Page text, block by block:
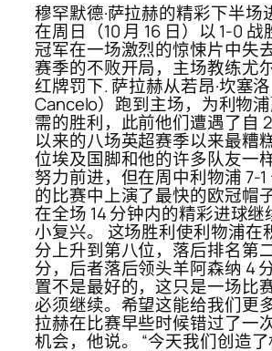
穆罕默德·萨拉赫的精彩下半场
在周日（10 月 16 日）以 1-0
冠军在一场激烈的惊悚片中失
赛季的不败开局，主场教练尤
红牌罚下. 萨拉赫从若昂·坎塞
Cancelo）跑到主场，为利物
需的胜利，此前他们遭遇了自
以来的八场英超赛季以来最糟
位埃及国脚和他的许多队友一
努力前进，但在周中利物浦 7-
的比赛中上演了最快的欧冠帽
在全场 14 分钟内的精彩进球
小复兴。 这场胜利使利物浦在
分上升到第八位，落后排名第
分，后者落后领头羊阿森纳 4
置不是最好的，这只是一场比
必须继续。希望这能给我们更
拉赫在比赛早些时候错过了一
机会，他说。 “今天我们创造